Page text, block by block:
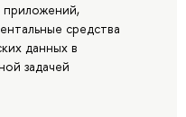
приложений,
средства
данных в
задачей